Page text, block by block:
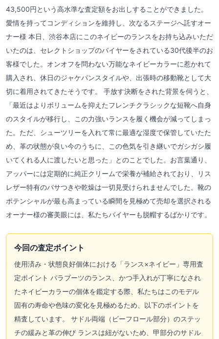
43,500円という高水準な査定額をお出しすることができました。
愛情を持ってコンディションを維持し、次なるステージへ託すオー
ナー様 本日、渋谷本店にこのネイビーのランスをお持ち込みいただ
いたのは、セレクトショップのバイヤーをされている30代後半のお
客様でした。オンオフを問わない万能なネイビーカラーに惹かれて
購入され、休日のジャケパンスタイルや、出張時の移動靴として大
切に着用されてきたそうです。 手放す決断をされた背景を伺うと、
「最近はよりボリュームを抑えたフレンチクラシックな短靴へ自身
のスタイルが移行し、この力強いランスを履く機会が減ってしまっ
た。ただ、シューツリーを入れて常に最適な湿度で保管していたた
め、革の状態が良い今のうちに、この色気を引き継いでガシガシ履
いてくれる人に渡したいと思った」とのことでした。お言葉通り、
アッパーには定期的に純正クリームで栄養が補給されており、リス
レザー特有のパサつきや乾燥は一切見受けられませんでした。靴の
ポテンシャルが最も高まっている瞬間を見極めて売却を選択される
オーナー様の審美眼には、私たちバイヤーも脱帽するばかりです。
今回の査定ポイント
使用済み・状態良好個体における「ランス×ネイビー」専用査
定ポイント パラブーツのランス、かつ手入れが丁寧になされ
たネイビーカラーの個体を鑑定する際、私たちはこのモデル
固有の寿命や色味の変化を見極めるため、以下のポイントを
精査しています。 サドル両端（ビーフロール部分）のステッ
チの緩みと革の伸び ランスは紐がないため、甲部分のサドル